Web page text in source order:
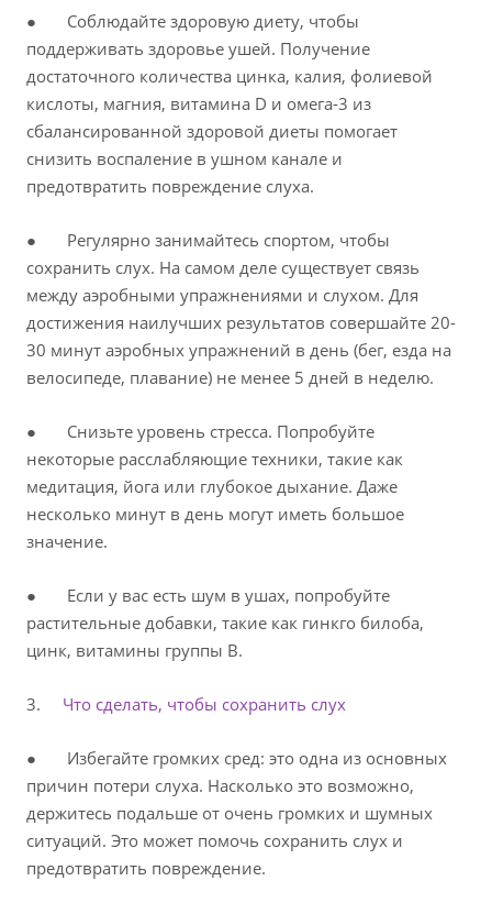
● Соблюдайте здоровую диету, чтобы
поддерживать здоровье ушей. Получение
достаточного количества цинка, калия, фолиевой
кислоты, магния, витамина D и омега-3 из
сбалансированной здоровой диеты помогает
снизить воспаление в ушном канале и
предотвратить повреждение слуха.
● Регулярно занимайтесь спортом, чтобы
сохранить слух. На самом деле существует связь
между аэробными упражнениями и слухом. Для
достижения наилучших результатов совершайте 20-
30 минут аэробных упражнений в день (бег, езда на
велосипеде, плавание) не менее 5 дней в неделю.
● Снизьте уровень стресса. Попробуйте
некоторые расслабляющие техники, такие как
медитация, йога или глубокое дыхание. Даже
несколько минут в день могут иметь большое
значение.
● Если у вас есть шум в ушах, попробуйте
растительные добавки, такие как гинкго билоба,
цинк, витамины группы В.
3. Что сделать, чтобы сохранить слух
● Избегайте громких сред: это одна из основных
причин потери слуха. Насколько это возможно,
держитесь подальше от очень громких и шумных
ситуаций. Это может помочь сохранить слух и
предотвратить повреждение.